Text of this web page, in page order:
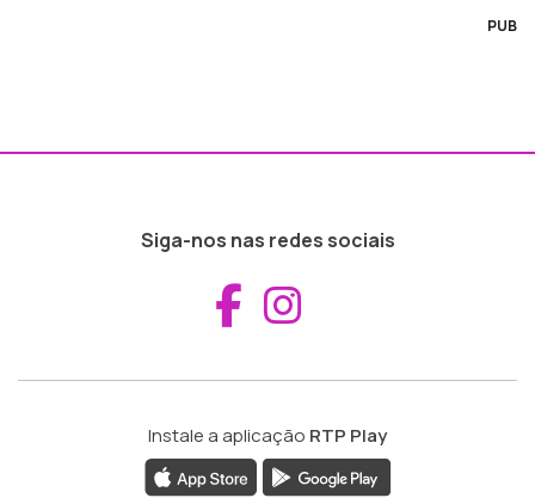
PUB
Siga-nos nas redes sociais
Aceder ao
Instale a aplicação RTP Play